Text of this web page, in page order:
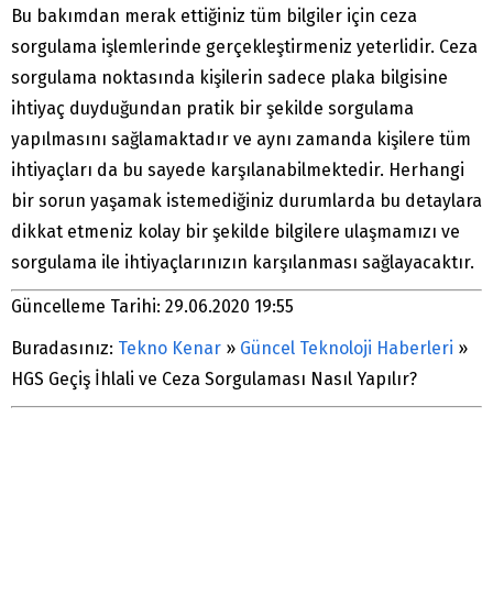
Bu bakımdan merak ettiğiniz tüm bilgiler için ceza
sorgulama işlemlerinde gerçekleştirmeniz yeterlidir. Ceza
sorgulama noktasında kişilerin sadece plaka bilgisine
ihtiyaç duyduğundan pratik bir şekilde sorgulama
yapılmasını sağlamaktadır ve aynı zamanda kişilere tüm
ihtiyaçları da bu sayede karşılanabilmektedir. Herhangi
bir sorun yaşamak istemediğiniz durumlarda bu detaylara
dikkat etmeniz kolay bir şekilde bilgilere ulaşmamızı ve
sorgulama ile ihtiyaçlarınızın karşılanması sağlayacaktır.
Güncelleme Tarihi: 29.06.2020 19:55
Buradasınız: Tekno Kenar » Güncel Teknoloji Haberleri »
HGS Geçiş İhlali ve Ceza Sorgulaması Nasıl Yapılır?